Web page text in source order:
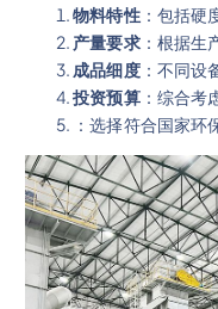
物料特性：包括硬
产量要求：根据生
成品细度：不同设
投资预算：综合考
：选择符合国家环